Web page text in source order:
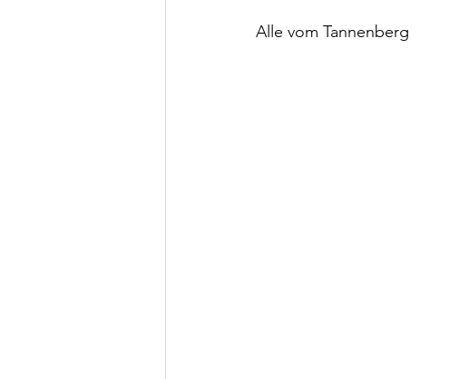
Alle vom Tannenberg